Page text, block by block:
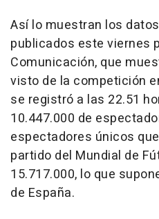
Así lo muestran los
publicados este viernes
Comunicación, que
visto de la competición
se registró a las 22.51
10.447.000 de
espectadores únicos
partido del Mundial de
15.717.000, lo que
de España.